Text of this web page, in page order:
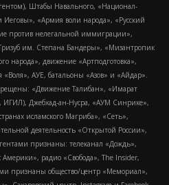
Штабы Навального, «Национал-
Иеговы», «Армия воли народа», «Русский
против нелегальной иммиграции»,
им. Степана Бандеры», «Мизантропик
народа», движение «Артподготовка»,
«Воля», АУЕ, батальоны «Азов» и «Айдар».
«Движение Талибан», «Имарат
ИГИЛ), Джебхад-ан-Нусра, «АУМ Синрике»,
исламского Магриба», «Сеть»,
деятельность «Открытой России»,
признаны: телеканал «Дождь»,
радио «Свобода», The Insider,
признаны общество/центр «Мемориал»,